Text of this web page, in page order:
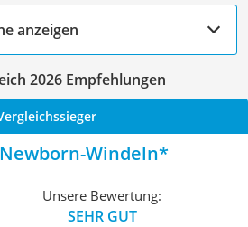
anzeigen
2026 Empfehlungen
Windeln
Unsere Bewertung:
SEHR GUT